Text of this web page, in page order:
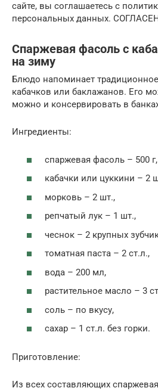
сайте, вы соглашаетесь с
персональных данных.
Спаржевая фасоль с
на зиму
Блюдо напоминает традиционное
кабачков или баклажанов. Его
можно и консервировать в
Ингредиенты:
спаржевая фасоль – 500 г,
кабачки или цуккини – 2
морковь – 2 шт.,
репчатый лук – 1 шт.,
чеснок – 2 крупных
томатная паста – 2 ст.л.,
вода – 200 мл,
растительное масло – 3
соль – по вкусу,
сахар – 1 ст.л. без горки.
Приготовление:
Из всех составляющих